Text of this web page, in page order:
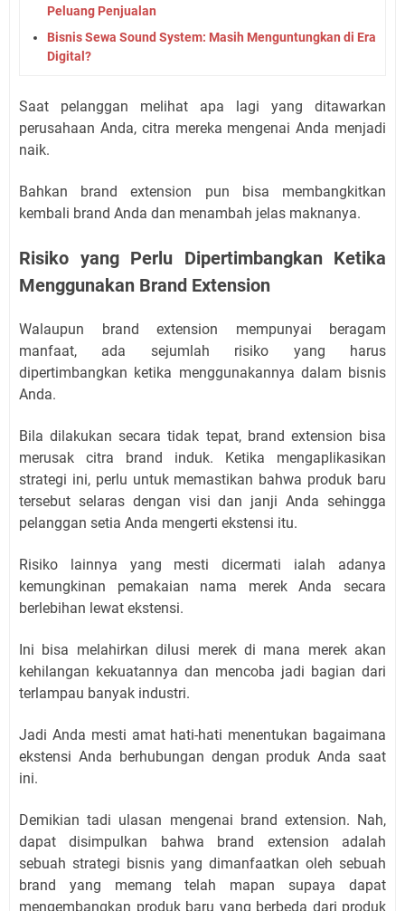
Peluang Penjualan
Bisnis Sewa Sound System: Masih Menguntungkan di Era
Digital?
Saat pelanggan melihat apa lagi yang ditawarkan
perusahaan Anda, citra mereka mengenai Anda menjadi
naik.
Bahkan brand extension pun bisa membangkitkan
kembali brand Anda dan menambah jelas maknanya.
Risiko yang Perlu Dipertimbangkan Ketika
Menggunakan Brand Extension
Walaupun brand extension mempunyai beragam
manfaat, ada sejumlah risiko yang harus
dipertimbangkan ketika menggunakannya dalam bisnis
Anda.
Bila dilakukan secara tidak tepat, brand extension bisa
merusak citra brand induk. Ketika mengaplikasikan
strategi ini, perlu untuk memastikan bahwa produk baru
tersebut selaras dengan visi dan janji Anda sehingga
pelanggan setia Anda mengerti ekstensi itu.
Risiko lainnya yang mesti dicermati ialah adanya
kemungkinan pemakaian nama merek Anda secara
berlebihan lewat ekstensi.
Ini bisa melahirkan dilusi merek di mana merek akan
kehilangan kekuatannya dan mencoba jadi bagian dari
terlampau banyak industri.
Jadi Anda mesti amat hati-hati menentukan bagaimana
ekstensi Anda berhubungan dengan produk Anda saat
ini.
Demikian tadi ulasan mengenai brand extension. Nah,
dapat disimpulkan bahwa brand extension adalah
sebuah strategi bisnis yang dimanfaatkan oleh sebuah
brand yang memang telah mapan supaya dapat
mengembangkan produk baru yang berbeda dari produk